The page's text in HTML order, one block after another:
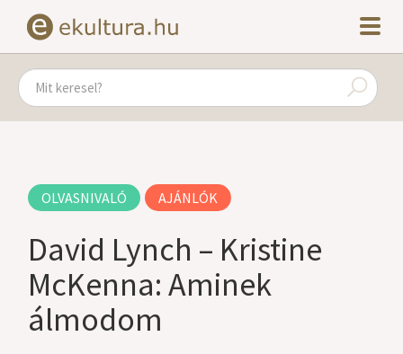
OLVASNIVALÓ AJÁNLÓK
David Lynch – Kristine
McKenna: Aminek
álmodom